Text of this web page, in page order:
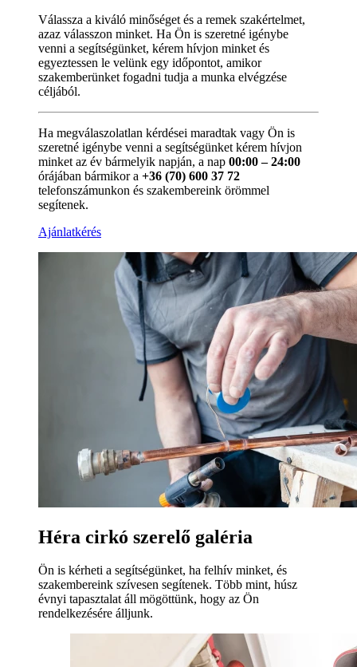
Válassza a kiváló minőséget és a remek szakértelmet,
azaz válasszon minket. Ha Ön is szeretné igénybe
venni a segítségünket, kérem hívjon minket és
egyeztessen le velünk egy időpontot, amikor
szakemberünket fogadni tudja a munka elvégzése
céljából.
Ha megválaszolatlan kérdései maradtak vagy Ön is
szeretné igénybe venni a segítségünket kérem hívjon
minket az év bármelyik napján, a nap 00:00 – 24:00
órájában bármikor a +36 (70) 600 37 72
telefonszámunkon és szakembereink örömmel
segítenek.
Ajánlatkérés
Héra cirkó szerelő galéria
Ön is kérheti a segítségünket, ha felhív minket, és
szakembereink szívesen segítenek. Több mint, húsz
évnyi tapasztalat áll mögöttünk, hogy az Ön
rendelkezésére álljunk.